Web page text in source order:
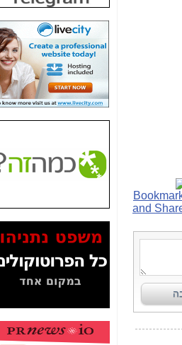
כאן
חשיפה: איוב קרא
אישר לקבוצת סלקום
בדיוק מה שביבי אישר
כאן
האם השר איוב קרא
היה צריך בכלל לחתום
על האישור, שנתן
האם ביבי וקרא קבלו
בכלל תמורה עבור
המסמכים בנושא בזק-
Yes (תיק 4000)
לאיש הלא נכון! -כאן
עובדות ומסמכים
האם ביבי כשר
תקשורת עזר לקב'
בזק? -כאן